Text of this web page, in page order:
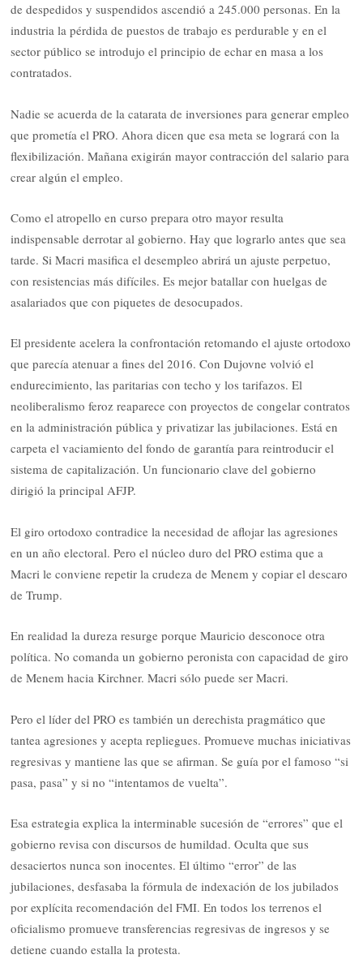
de despedidos y suspendidos ascendió a 245.000 personas. En la
industria la pérdida de puestos de trabajo es perdurable y en el
sector público se introdujo el principio de echar en masa a los
contratados.
Nadie se acuerda de la catarata de inversiones para generar empleo
que prometía el PRO. Ahora dicen que esa meta se logrará con la
flexibilización. Mañana exigirán mayor contracción del salario para
crear algún el empleo.
Como el atropello en curso prepara otro mayor resulta
indispensable derrotar al gobierno. Hay que lograrlo antes que sea
tarde. Si Macri masifica el desempleo abrirá un ajuste perpetuo,
con resistencias más difíciles. Es mejor batallar con huelgas de
asalariados que con piquetes de desocupados.
El presidente acelera la confrontación retomando el ajuste ortodoxo
que parecía atenuar a fines del 2016. Con Dujovne volvió el
endurecimiento, las paritarias con techo y los tarifazos. El
neoliberalismo feroz reaparece con proyectos de congelar contratos
en la administración pública y privatizar las jubilaciones. Está en
carpeta el vaciamiento del fondo de garantía para reintroducir el
sistema de capitalización. Un funcionario clave del gobierno
dirigió la principal AFJP.
El giro ortodoxo contradice la necesidad de aflojar las agresiones
en un año electoral. Pero el núcleo duro del PRO estima que a
Macri le conviene repetir la crudeza de Menem y copiar el descaro
de Trump.
En realidad la dureza resurge porque Mauricio desconoce otra
política. No comanda un gobierno peronista con capacidad de giro
de Menem hacia Kirchner. Macri sólo puede ser Macri.
Pero el líder del PRO es también un derechista pragmático que
tantea agresiones y acepta repliegues. Promueve muchas iniciativas
regresivas y mantiene las que se afirman. Se guía por el famoso “si
pasa, pasa” y si no “intentamos de vuelta”.
Esa estrategia explica la interminable sucesión de “errores” que el
gobierno revisa con discursos de humildad. Oculta que sus
desaciertos nunca son inocentes. El último “error” de las
jubilaciones, desfasaba la fórmula de indexación de los jubilados
por explícita recomendación del FMI. En todos los terrenos el
oficialismo promueve transferencias regresivas de ingresos y se
detiene cuando estalla la protesta.